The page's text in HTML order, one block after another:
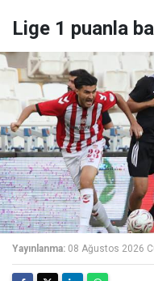
Lige 1 puanla
Yayınlanma: 08 Ağustos 2026